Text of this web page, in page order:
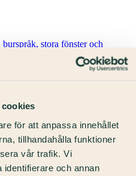
för att anpassa innehållet
tillhandahålla funktioner
vår trafik. Vi
identifierare och annan
stora fönster och